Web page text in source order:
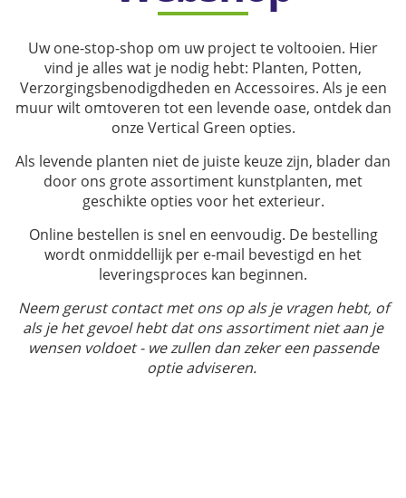
Uw one-stop-shop om uw project te voltooien. Hier
vind je alles wat je nodig hebt: Planten, Potten,
Verzorgingsbenodigdheden en Accessoires. Als je een
muur wilt omtoveren tot een levende oase, ontdek dan
onze Vertical Green opties.
Als levende planten niet de juiste keuze zijn, blader dan
door ons grote assortiment kunstplanten, met
geschikte opties voor het exterieur.
Online bestellen is snel en eenvoudig. De bestelling
wordt onmiddellijk per e-mail bevestigd en het
leveringsproces kan beginnen.
Neem gerust contact met ons op als je vragen hebt, of
als je het gevoel hebt dat ons assortiment niet aan je
wensen voldoet - we zullen dan zeker een passende
optie adviseren.